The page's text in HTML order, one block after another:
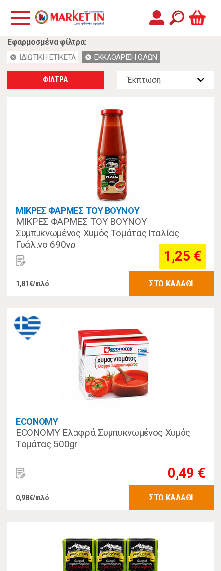
Εφαρμοσμένα φίλτρα:
cancel ΙΔΙΩΤΙΚΗ ΕΤΙΚΕΤΑ cancel ΕΚΚΑΘΑΡΙΣΗ ΟΛΩΝ
ΦΙΛΤΡΑ
ΜΙΚΡΕΣ ΦΑΡΜΕΣ ΤΟΥ ΒΟΥΝΟΥ
ΜΙΚΡΕΣ ΦΑΡΜΕΣ ΤΟΥ ΒΟΥΝΟΥ
Συμπυκνωμένος Χυμός Τομάτας Ιταλίας
Γυάλινο 690γρ
1,25 €
1,81€/κιλό ΣΤΟ ΚΑΛΑΘΙ
ECONOMY
ECONOMY Ελαφρά Συμπυκνωμένος Χυμός
Τομάτας 500gr
0,49 €
0,98€/κιλό ΣΤΟ ΚΑΛΑΘΙ